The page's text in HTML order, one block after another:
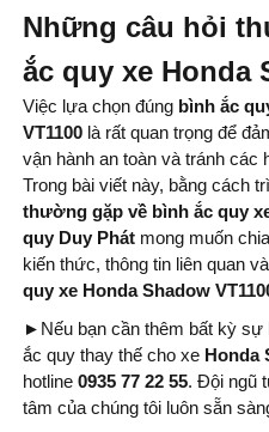
Những câu hỏi
ắc quy xe Honda
Việc lựa chọn đúng bình ắc
VT1100 là rất quan trọng để
vận hành an toàn và tránh các
Trong bài viết này, bằng cách
thường gặp về bình ắc quy
quy Duy Phát mong muốn
kiến thức, thông tin liên quan
quy xe Honda Shadow
► Nếu bạn cần thêm bất kỳ
ắc quy thay thế cho xe Honda
hotline 0935 77 22 55. Đội ngũ
tâm của chúng tôi luôn sẵn